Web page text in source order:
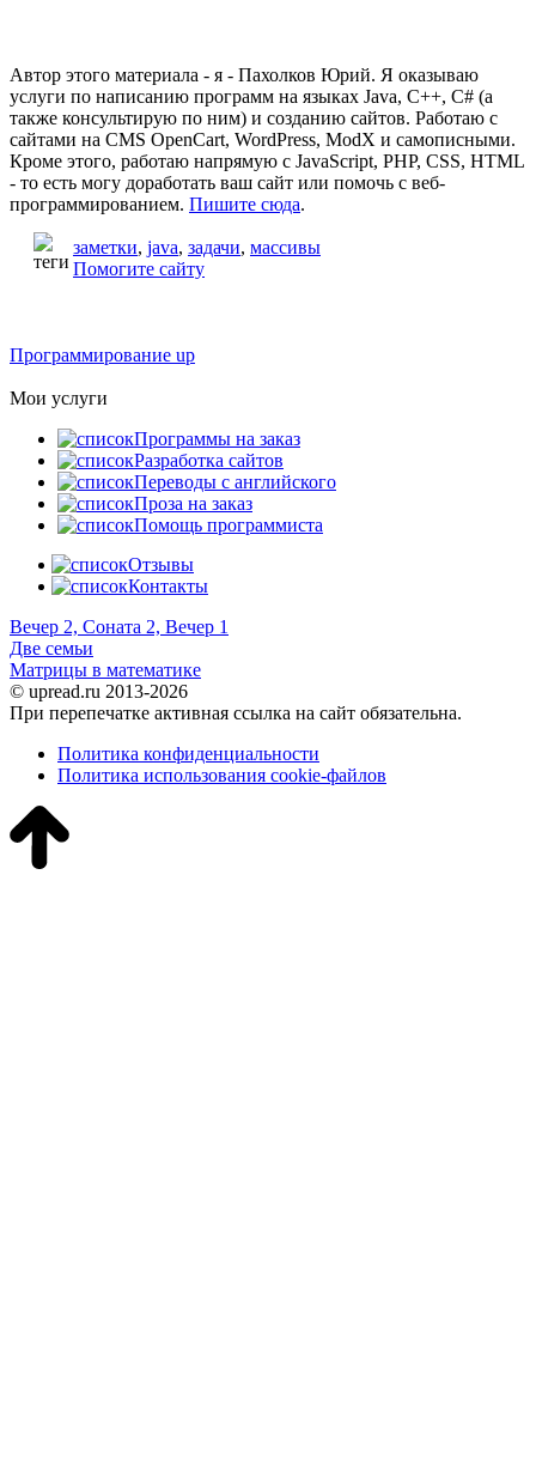
Автор этого материала - я - Пахолков Юрий. Я оказываю
услуги по написанию программ на языках Java, C++, C# (а
также консультирую по ним) и созданию сайтов. Работаю с
сайтами на CMS OpenCart, WordPress, ModX и самописными.
Кроме этого, работаю напрямую с JavaScript, PHP, CSS, HTML
- то есть могу доработать ваш сайт или помочь с веб-
программированием. Пишите сюда.
заметки, java, задачи, массивы
Помогите сайту
Программирование up
Мои услуги
Программы на заказ
Разработка сайтов
Переводы с английского
Проза на заказ
Помощь программиста
Отзывы
Контакты
Вечер 2, Соната 2, Вечер 1
Две семьи
Матрицы в математике
© upread.ru 2013-2026
При перепечатке активная ссылка на сайт обязательна.
Политика конфиденциальности
Политика использования cookie-файлов